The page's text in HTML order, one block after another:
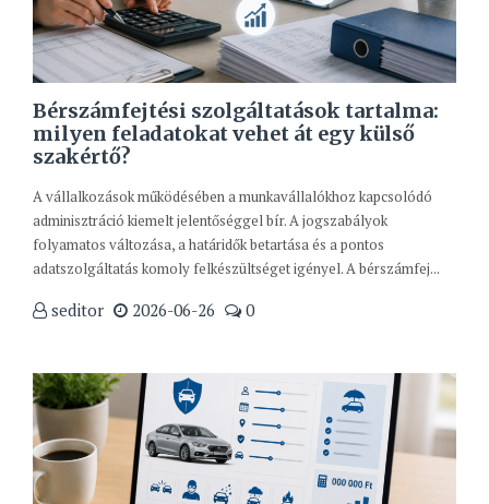
Bérszámfejtési szolgáltatások tartalma:
milyen feladatokat vehet át egy külső
szakértő?
A vállalkozások működésében a munkavállalókhoz kapcsolódó
adminisztráció kiemelt jelentőséggel bír. A jogszabályok
folyamatos változása, a határidők betartása és a pontos
adatszolgáltatás komoly felkészültséget igényel. A bérszámfej...
seditor 2026-06-26 0